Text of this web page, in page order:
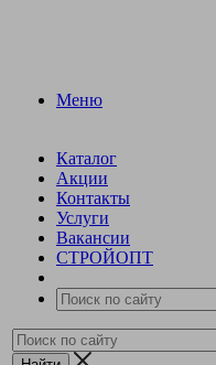
Меню
Каталог
Акции
Контакты
Услуги
Вакансии
СТРОЙОПТ